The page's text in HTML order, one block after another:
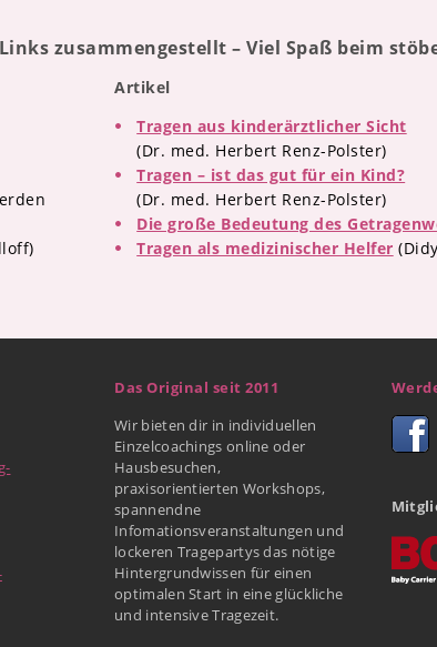
zusammengestellt – Viel Spaß beim
Artikel
Tragen aus kinderärztlicher Sicht
(Dr. med. Herbert Renz-Polster)
Tragen – ist das gut für ein Kind?
(Dr. med. Herbert Renz-Polster)
Die große Bedeutung des
Tragen als medizinischer Helfer
Das Original seit 2011
Wir bieten dir in individuellen
Einzelcoachings online oder
Hausbesuchen,
praxisorientierten Workshops,
spannendne
Infomationsveranstaltungen und
lockeren Tragepartys das nötige
Hintergrundwissen für einen
optimalen Start in eine glückliche
und intensive Tragezeit.